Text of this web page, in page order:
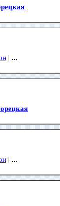
| ...
| ...